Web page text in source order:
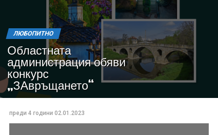
ЛЮБОПИТНО
Областната
администрация обяви
конкурс
„ЗАвръщането“
преди 4 години 02.01.2023